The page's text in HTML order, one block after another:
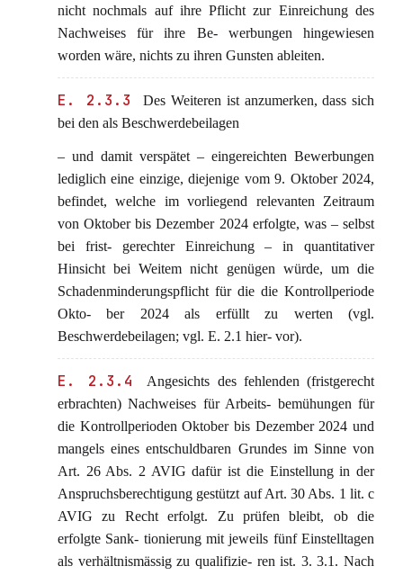
nicht nochmals auf ihre Pflicht zur Einreichung des
Nachweises für ihre Be- werbungen hingewiesen
worden wäre, nichts zu ihren Gunsten ableiten.
E. 2.3.3
Des Weiteren ist anzumerken, dass sich
bei den als Beschwerdebeilagen
– und damit verspätet – eingereichten Bewerbungen
lediglich eine einzige, diejenige vom 9. Oktober 2024,
befindet, welche im vorliegend relevanten Zeitraum
von Oktober bis Dezember 2024 erfolgte, was – selbst
bei frist- gerechter Einreichung – in quantitativer
Hinsicht bei Weitem nicht genügen würde, um die
Schadenminderungspflicht für die die Kontrollperiode
Okto- ber 2024 als erfüllt zu werten (vgl.
Beschwerdebeilagen; vgl. E. 2.1 hier- vor).
E. 2.3.4
Angesichts des fehlenden (fristgerecht
erbrachten) Nachweises für Arbeits- bemühungen für
die Kontrollperioden Oktober bis Dezember 2024 und
mangels eines entschuldbaren Grundes im Sinne von
Art. 26 Abs. 2 AVIG dafür ist die Einstellung in der
Anspruchsberechtigung gestützt auf Art. 30 Abs. 1 lit. c
AVIG zu Recht erfolgt. Zu prüfen bleibt, ob die
erfolgte Sank- tionierung mit jeweils fünf Einstelltagen
als verhältnismässig zu qualifizie- ren ist. 3. 3.1. Nach